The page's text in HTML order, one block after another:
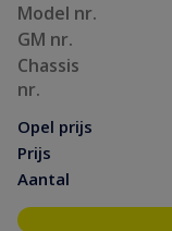
Model nr.
GM nr.
Chassis
nr.
Opel prijs
Prijs
Aantal